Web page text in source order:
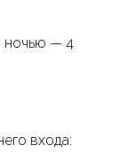
ночью — 4
входа: